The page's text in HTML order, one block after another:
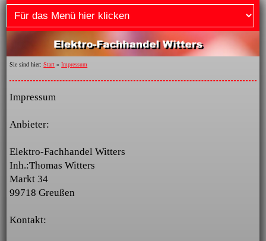
Sie sind hier:Start »Impressum
Impressum
Anbieter:
Elektro-Fachhandel Witters
Inh.:Thomas Witters
Markt 34
99718 Greußen
Kontakt: